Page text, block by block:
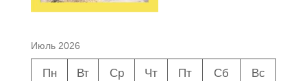
Июль 2026
Пн Вт Ср Чт Пт Сб Вс